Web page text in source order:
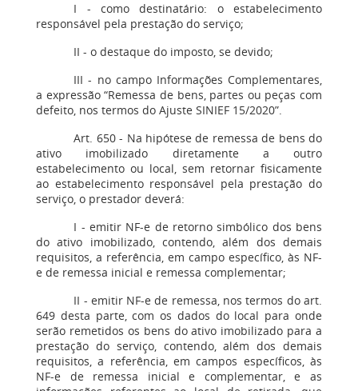
I - como destinatário: o estabelecimento
responsável pela prestação do serviço;
II - o destaque do imposto, se devido;
III - no campo Informações Complementares,
a expressão “Remessa de bens, partes ou peças com
defeito, nos termos do Ajuste SINIEF 15/2020”.
Art. 650 - Na hipótese de remessa de bens do
ativo imobilizado diretamente a outro
estabelecimento ou local, sem retornar fisicamente
ao estabelecimento responsável pela prestação do
serviço, o prestador deverá:
I - emitir NF-e de retorno simbólico dos bens
do ativo imobilizado, contendo, além dos demais
requisitos, a referência, em campo específico, às NF-
e de remessa inicial e remessa complementar;
II - emitir NF-e de remessa, nos termos do art.
649 desta parte, com os dados do local para onde
serão remetidos os bens do ativo imobilizado para a
prestação do serviço, contendo, além dos demais
requisitos, a referência, em campos específicos, às
NF-e de remessa inicial e complementar, e as